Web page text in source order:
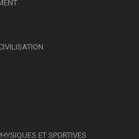
ET SPORTIVES